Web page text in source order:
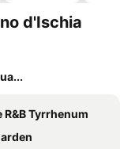
d'Ischia
R&B Tyrrhenum